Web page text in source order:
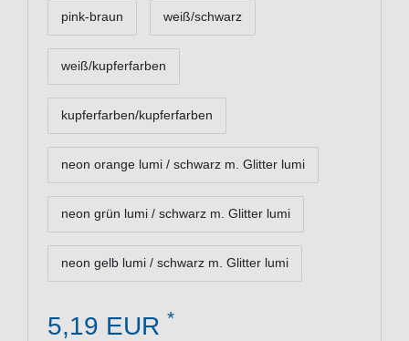
pink-braun weiß/schwarz
weiß/kupferfarben
kupferfarben/kupferfarben
neon orange lumi / schwarz m. Glitter lumi
neon grün lumi / schwarz m. Glitter lumi
neon gelb lumi / schwarz m. Glitter lumi
5,19 EUR *